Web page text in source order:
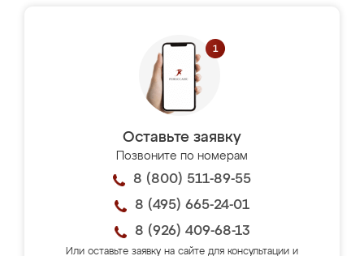
Оставьте заявку
Позвоните по номерам
8 (800) 511-89-55
8 (495) 665-24-01
8 (926) 409-68-13
Или оставьте заявку на сайте для консультации и